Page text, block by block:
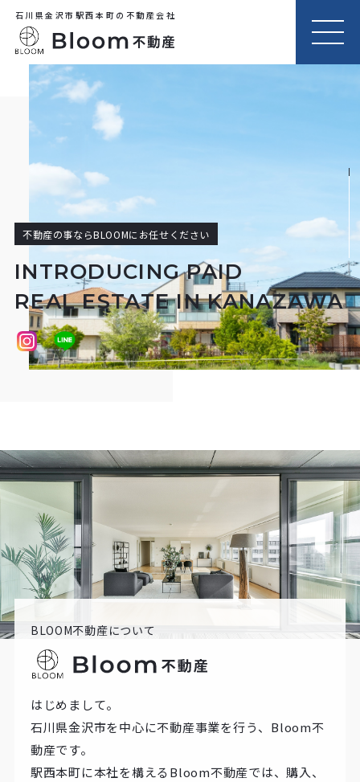
石川県金沢市駅西本町の不動産会社
MEN
U
不動産の事ならBLOOMにお任せください
INTRODUCING PAID
REAL ESTATE IN KANAZAWA
BLOOM不動産について
はじめまして。
石川県金沢市を中心に不動産事業を行う、Bloom不
動産です。
駅西本町に本社を構えるBloom不動産では、購入、